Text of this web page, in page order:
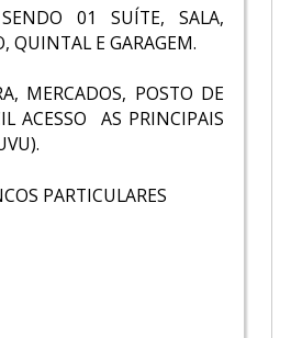
01 SUÍTE, SALA,
QUINTAL E GARAGEM.
MERCADOS, POSTO DE
ACESSO AS PRINCIPAIS
PARTICULARES